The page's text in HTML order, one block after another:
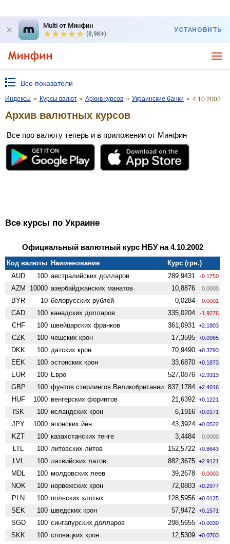
Multi от Минфин
(8,9K+)
УСТАНОВИТЬ
Все показатели
Индексы » Курсы валют » Архив курсов » Украинские банки » 4.10.2002
Архив валютных курсов
Все про валюту теперь и в приложении от Минфин
Все курсы по Украине
Официальный валютный курс НБУ на 4.10.2002
Код валюты Наименование
Курс (грн.)
AUD
100 австралийских долларов 289,9431 -0.1750
AZM 10000 азербайджанских манатов 10,8876 0.0000
BYR 10 белорусских рублей 0,0284 -0.0001
CAD 100 канадских долларов 335,0204 -1.9276
CHF 100 швейцарских франков 361,0931 +2.1803
CZK 100 чешских крон 17,3595 +0.0965
DKK 100 датских крон 70,9490 +0.3793
EEK 100 эстонских крон 33,6870 +0.1873
EUR 100 Евро 527,0876 +2.9313
GBP 100 фунтов стерлингов Велико­британии 837,1784 +2.4016
HUF 1000 венгерских форинтов 21,6392 +0.1221
ISK 100 исландских крон 6,1916 +0.0171
JPY 1000 японских йен 43,3924 +0.0522
KZT 100 казахстанских тенге 3,4484 0.0000
LTL 100 литовских литов 152,5722 +0.8643
LVL 100 латвийских латов 882,3675 +2.9121
MDL 100 молдовских леев 39,2678 -0.0003
NOK 100 норвежских крон 72,0803 +0.2977
PLN 100 польских злотых 128,5956 +0.0125
SEK 100 шведских крон 57,9472 +0.1571
SGD 100 сингапурских долларов 298,5655 +0.0030
SKK 100 словацких крон 12,5309 +0.0703